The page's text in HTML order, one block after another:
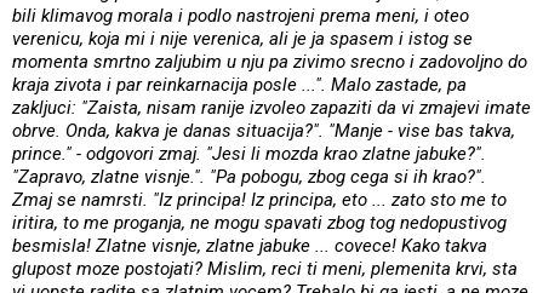
bili klimavog morala i podlo nastrojeni prema meni, i oteo
verenicu, koja mi i nije verenica, ali je ja spasem i istog se
momenta smrtno zaljubim u nju pa zivimo srecno i zadovoljno do
kraja zivota i par reinkarnacija posle ...". Malo zastade, pa
zakljuci: "Zaista, nisam ranije izvoleo zapaziti da vi zmajevi imate
obrve. Onda, kakva je danas situacija?". "Manje - vise bas takva,
prince." - odgovori zmaj. "Jesi li mozda krao zlatne jabuke?".
"Zapravo, zlatne visnje.". "Pa pobogu, zbog cega si ih krao?".
Zmaj se namrsti. "Iz principa! Iz principa, eto ... zato sto me to
iritira, to me proganja, ne mogu spavati zbog tog nedopustivog
besmisla! Zlatne visnje, zlatne jabuke ... covece! Kako takva
glupost moze postojati? Mislim, reci ti meni, plemenita krvi, sta